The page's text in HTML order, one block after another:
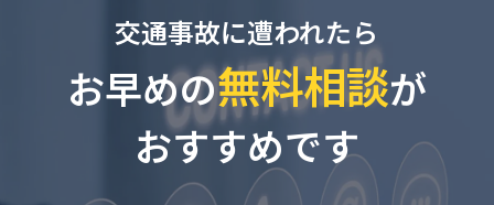
交通事故に遭われたら
お早めの無料相談が
おすすめです